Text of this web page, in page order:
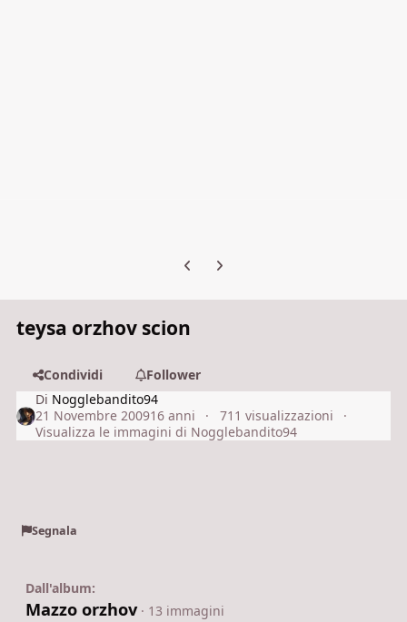
Previous carousel slide
Next carousel slide
teysa orzhov scion
Condividi
Follower
Di Nogglebandito94
21 Novembre 200916 anni
711 visualizzazioni
Visualizza le immagini di Nogglebandito94
Segnala
Dall'album:
Mazzo orzhov · 13 immagini